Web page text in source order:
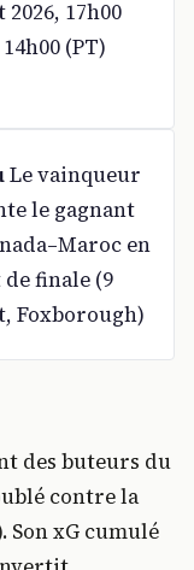
17h00
(PT)
Le vainqueur
le gagnant
en
finale (9
Foxborough)
des buteurs du
contre la
Son xG cumulé